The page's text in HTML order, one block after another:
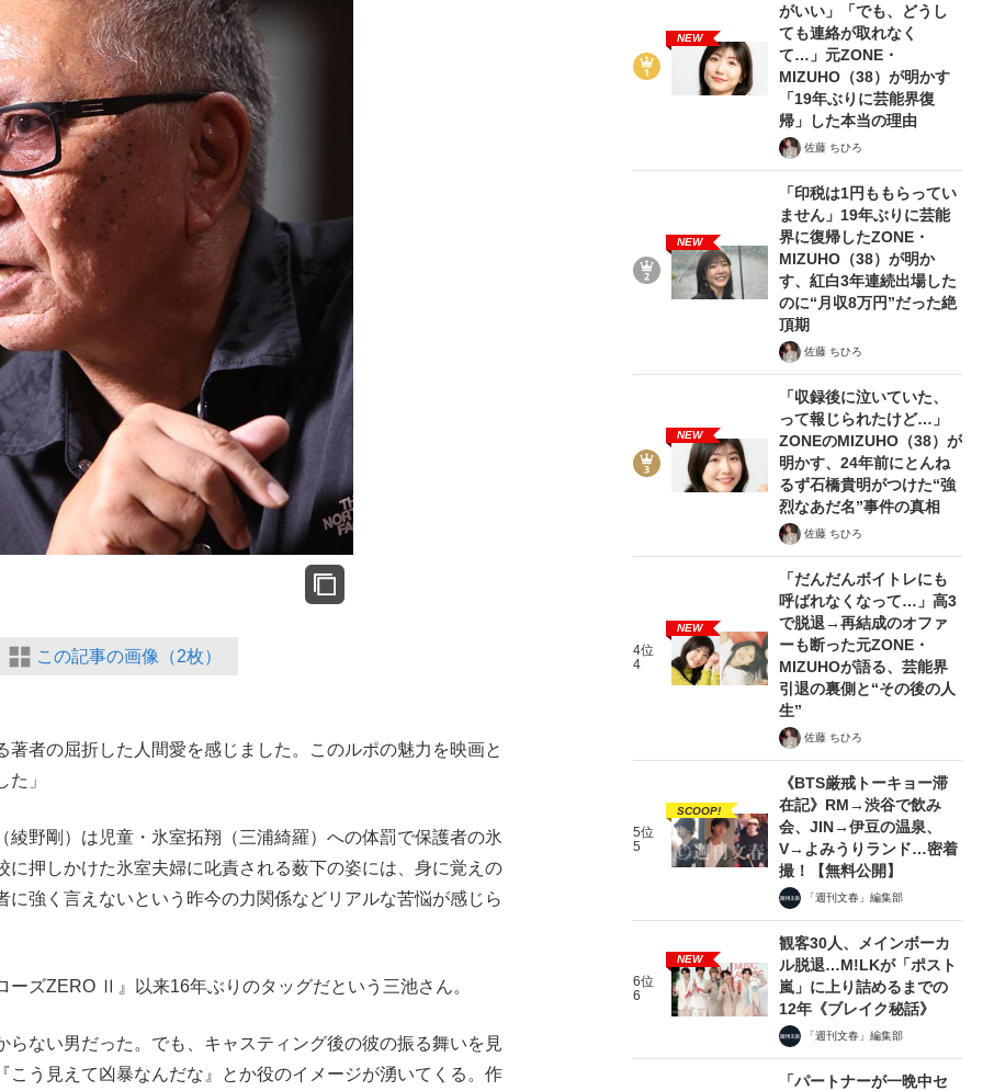
この記事の画像（2枚）
者の屈折した人間愛を感じました。このルポの魅力を映画と
」
野剛）は児童・氷室拓翔（三浦綺羅）への体罰で保護者の氷
に押しかけた氷室夫婦に叱責される薮下の姿には、身に覚えの
強く言えないという昨今の力関係などリアルな苦悩が感じら
ズZERO Ⅱ』以来16年ぶりのタッグだという三池さん。
らない男だった。でも、キャスティング後の彼の振る舞いを見
こう見えて凶暴なんだな』とか役のイメージが湧いてくる。作
NEW
がいい」「でも、どうし
ても連絡が取れなく
て…」元ZONE・
MIZUHO（38）が明かす
「19年ぶりに芸能界復
帰」した本当の理由
佐藤 ちひろ
NEW
「印税は1円ももらってい
ません」19年ぶりに芸能
界に復帰したZONE・
MIZUHO（38）が明か
す、紅白3年連続出場した
のに“月収8万円”だった絶
頂期
佐藤 ちひろ
NEW
「収録後に泣いていた、
って報じられたけど…」
ZONEのMIZUHO（38）が
明かす、24年前にとんね
るず石橋貴明がつけた“強
烈なあだ名”事件の真相
佐藤 ちひろ
4位
4
NEW
「だんだんボイトレにも
呼ばれなくなって…」高3
で脱退→再結成のオファ
ーも断った元ZONE・
MIZUHOが語る、芸能界
引退の裏側と“その後の人
生”
佐藤 ちひろ
5位
5
SCOOP!
《BTS厳戒トーキョー滞
在記》RM→渋谷で飲み
会、JIN→伊豆の温泉、
V→よみうりランド…密着
撮！【無料公開】
「週刊文春」編集部
6位
6
NEW
観客30人、メインボーカ
ル脱退…M!LKが「ポスト
嵐」に上り詰めるまでの
12年《ブレイク秘話》
「週刊文春」編集部
「パートナーが一晩中セ